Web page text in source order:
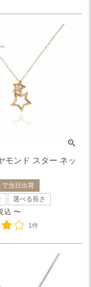
モンド スター ネッ
で当日出荷
選べる長さ
込 〜
1件